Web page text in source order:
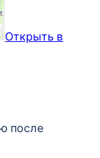
Открыть в
после